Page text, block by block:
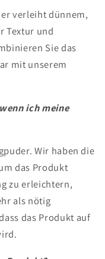
verleiht dünnem,
Textur und
Sie das
mit unserem
ich meine
Wir haben die
das Produkt
zu erleichtern,
als nötig
das Produkt auf